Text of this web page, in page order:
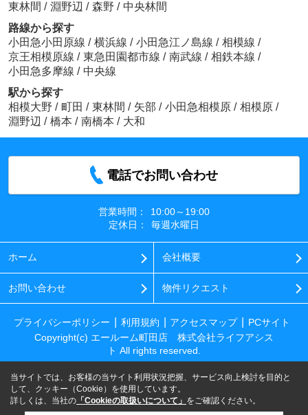
東林間 / 淵野辺 / 森野 / 中央林間
路線から探す
小田急小田原線 / 横浜線 / 小田急江ノ島線 / 相模線 /
京王相模原線 / 東急田園都市線 / 南武線 / 相鉄本線 /
小田急多摩線 / 中央線
駅から探す
相模大野 / 町田 / 東林間 / 矢部 / 小田急相模原 / 相模原 /
淵野辺 / 橋本 / 南橋本 / 大和
電話でお問い合わせ
営業時間：
10:00～19:00
定休日：
毎週水曜日
ホーム 会社概要
お問い合わせ 物件リクエスト
プライバシーポリシー 利用規約 アクセスマップ
PCサイト
Copyright(c) エールーム町田店 株式会社ライフアシス
ト All rights reserved.
当サイトでは、お客様の当サイト利用状況把握、サービス向上検討を目的と
して、クッキー（Cookie）を使用しています。
詳しくは、当社の 「Cookieの取扱いについて」 をご確認ください。